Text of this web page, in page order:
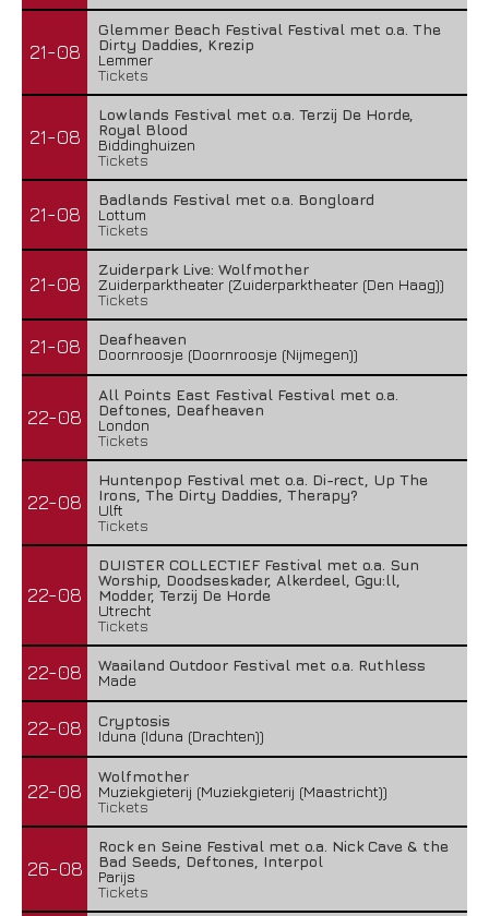
21-08
Glemmer Beach Festival Festival met o.a. The
Dirty Daddies, Krezip
Lemmer
Tickets
21-08
Lowlands Festival met o.a. Terzij De Horde,
Royal Blood
Biddinghuizen
Tickets
21-08
Badlands Festival met o.a. Bongloard
Lottum
Tickets
21-08
Zuiderpark Live: Wolfmother
Zuiderparktheater (Zuiderparktheater (Den Haag))
Tickets
21-08
Deafheaven
Doornroosje (Doornroosje (Nijmegen))
22-08
All Points East Festival Festival met o.a.
Deftones, Deafheaven
London
Tickets
22-08
Huntenpop Festival met o.a. Di-rect, Up The
Irons, The Dirty Daddies, Therapy?
Ulft
Tickets
22-08
DUISTER COLLECTIEF Festival met o.a. Sun
Worship, Doodseskader, Alkerdeel, Ggu:ll,
Modder, Terzij De Horde
Utrecht
Tickets
22-08
Waailand Outdoor Festival met o.a. Ruthless
Made
22-08
Cryptosis
Iduna (Iduna (Drachten))
22-08
Wolfmother
Muziekgieterij (Muziekgieterij (Maastricht))
Tickets
26-08
Rock en Seine Festival met o.a. Nick Cave & the
Bad Seeds, Deftones, Interpol
Parijs
Tickets